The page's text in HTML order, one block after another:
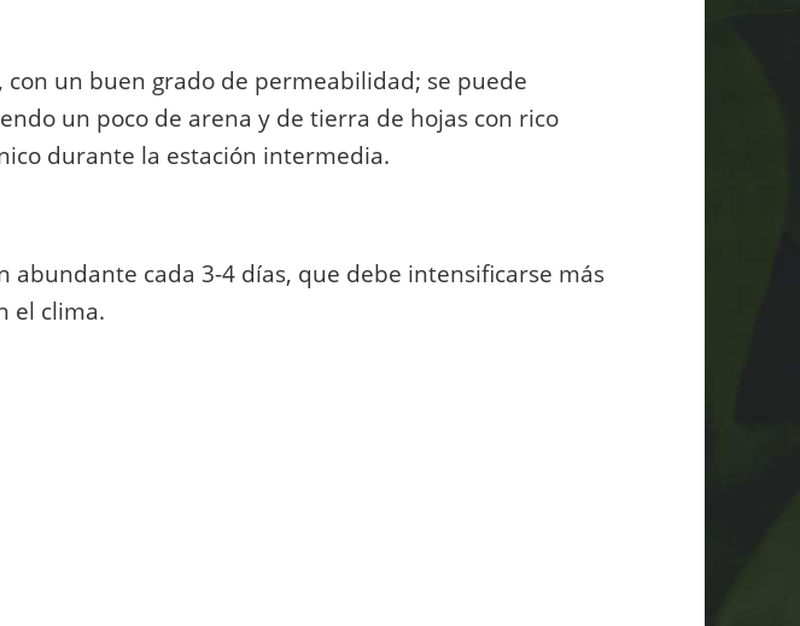
con un buen grado de permeabilidad; se puede
un poco de arena y de tierra de hojas con rico
durante la estación intermedia.
abundante cada 3-4 días, que debe intensificarse más
el clima.